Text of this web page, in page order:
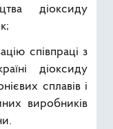
діоксиду
співпраці з
діоксиду
сплавів і
виробників